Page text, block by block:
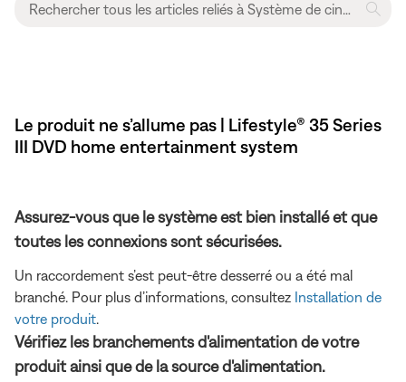
Le produit ne s’allume pas | Lifestyle® 35 Series
III DVD home entertainment system
Assurez-vous que le système est bien installé et que
toutes les connexions sont sécurisées.
Un raccordement s’est peut-être desserré ou a été mal
branché. Pour plus d’informations, consultez Installation de
votre produit
Vérifiez les branchements d'alimentation de votre
produit ainsi que de la source d'alimentation.